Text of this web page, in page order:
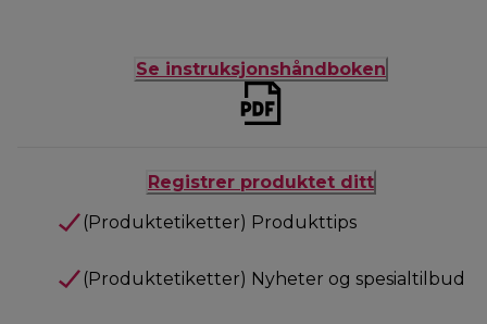
Se instruksjonshåndboken
Registrer produktet ditt
(Produktetiketter) Produkttips
(Produktetiketter) Nyheter og spesialtilbud